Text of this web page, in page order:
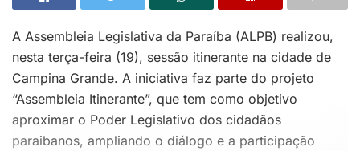
A Assembleia Legislativa da Paraíba (ALPB) realizou,
nesta terça-feira (19), sessão itinerante na cidade de
Campina Grande. A iniciativa faz parte do projeto
“Assembleia Itinerante”, que tem como objetivo
aproximar o Poder Legislativo dos cidadãos
paraibanos, ampliando o diálogo e a participação